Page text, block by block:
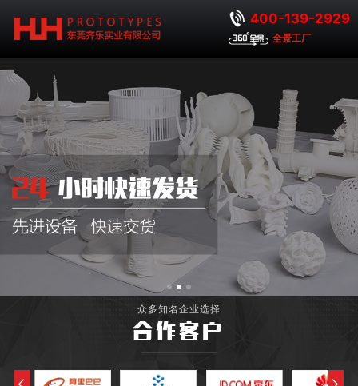
400-139-2929
全景工厂
众多知名企业选择
合作客户